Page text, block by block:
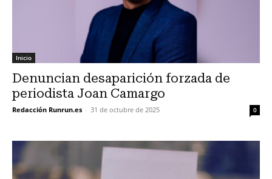
Inicio
Denuncian desaparición forzada de
periodista Joan Camargo
Redacción Runrun.es - 31 de octubre de 2025 0